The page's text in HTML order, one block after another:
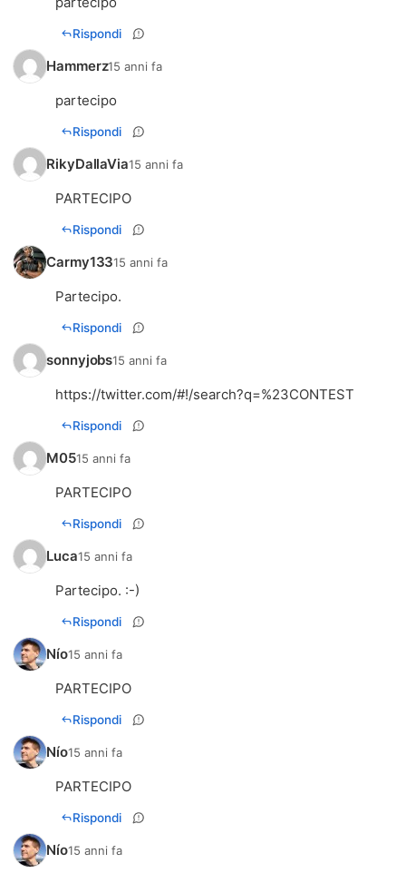
Rispondi
Hammerz15 anni fa
partecipo
Rispondi
RikyDallaVia15 anni fa
PARTECIPO
Rispondi
Carmy13315 anni fa
Partecipo.
Rispondi
sonnyjobs15 anni fa
https://twitter.com/#!/search?q=%23CONTEST
Rispondi
M0515 anni fa
PARTECIPO
Rispondi
Luca15 anni fa
Partecipo. :-)
Rispondi
Nío15 anni fa
PARTECIPO
Rispondi
Nío15 anni fa
PARTECIPO
Rispondi
Nío15 anni fa